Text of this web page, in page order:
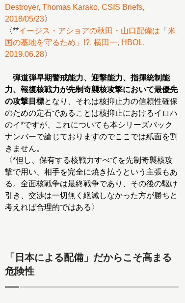
Destroyer, Thomas Karako, CSIS Briefs,
2018/05/23〉
〈**イージス・アショアの秋田・山口配備は「米
国の基地を守るため」!?, 横田一, HBOL,
2019.06.28〉
弾道弾早期警戒能力、迎撃能力、指揮統制能
力、報復核戦力が先制奇襲核攻撃において最優先
の攻撃目標となり、それは核抑止力の信頼性確保
のための定石であることは核抑止におけるイロハ
のイ*ですが、これについても本シリーズバック
ナンバーで論じておりますのでここでは紙面を割
きません。
〈*但し、保有する核戦力すべてを先制奇襲核攻
撃で用い、相手を完全に焼き払うという主張もあ
る。全面核戦争は最終戦争であり、その後の駆け
引き、交渉は一切無く絶滅しなかった方が勝ちと
考えれば合理的ではある〉
「日本による配備」だからこそ高まる
危険性